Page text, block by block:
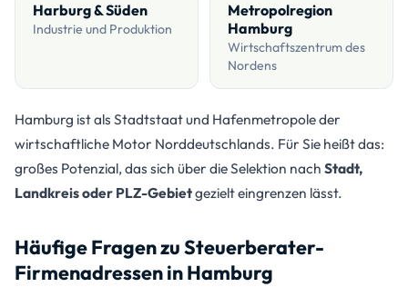
Harburg & Süden
Industrie und Produktion
Metropolregion
Hamburg
Wirtschaftszentrum des
Nordens
Hamburg ist als Stadtstaat und Hafenmetropole der
wirtschaftliche Motor Norddeutschlands. Für Sie heißt das:
großes Potenzial, das sich über die Selektion nach Stadt,
Landkreis oder PLZ-Gebietgezielt eingrenzen lässt.
Häufige Fragen zu Steuerberater-
Firmenadressen in Hamburg